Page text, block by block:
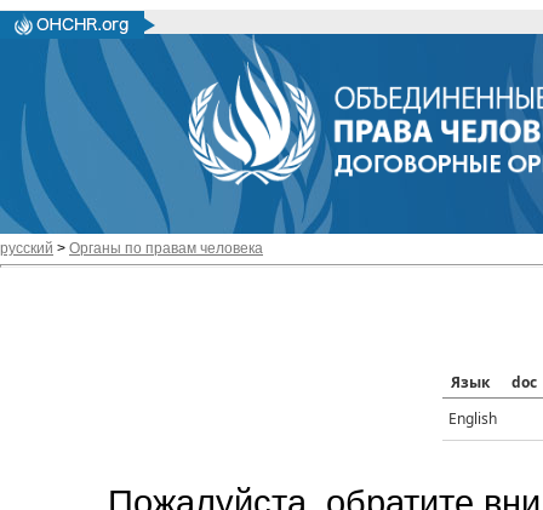
русский > Органы по правам человека
Язык
doc
English